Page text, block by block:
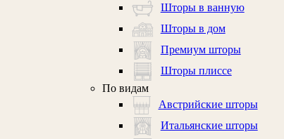
Шторы в ванную
Шторы в дом
Премиум шторы
Шторы плиссе
По видам
Австрийские шторы
Итальянские шторы